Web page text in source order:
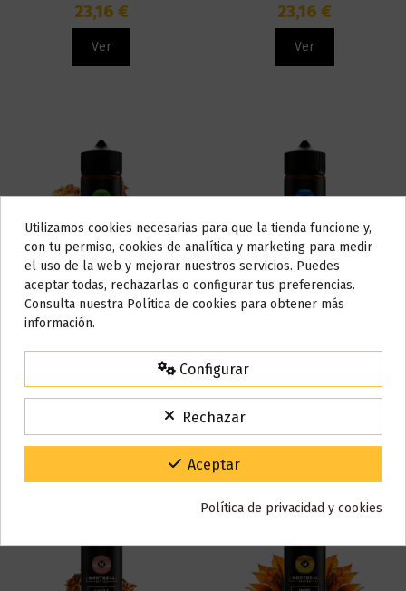
23,16 €
Ver
23,16 €
Ver
Montreal Original
Montreal Original
Do not show again.
AVISO IMPORTANTE
Nos tomamos unos días
15% de descuento
Código:VACACIONES15
Gracias por tu paciencia y por seguir confiando en nosotros.
Utilizamos cookies necesarias para que la tienda funcione y,
con tu permiso, cookies de analítica y marketing para medir
el uso de la web y mejorar nuestros servicios. Puedes
aceptar todas, rechazarlas o configurar tus preferencias.
Consulta nuestra Política de cookies para obtener más
información.
Configurar
Rechazar
Aceptar
Política de privacidad y cookies